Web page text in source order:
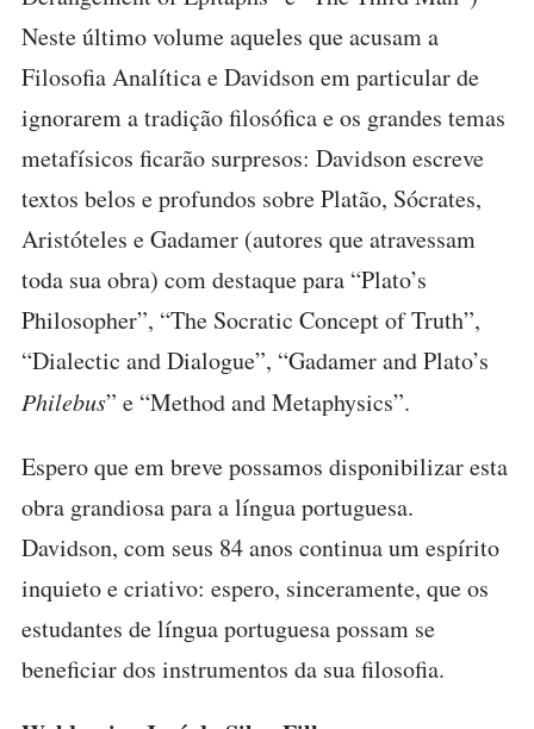
Neste último volume aqueles que acusam a
Filosofia Analítica e Davidson em particular de
ignorarem a tradição filosófica e os grandes temas
metafísicos ficarão surpresos: Davidson escreve
textos belos e profundos sobre Platão, Sócrates,
Aristóteles e Gadamer (autores que atravessam
toda sua obra) com destaque para “Plato’s
Philosopher”, “The Socratic Concept of Truth”,
“Dialectic and Dialogue”, “Gadamer and Plato’s
Philebus” e “Method and Metaphysics”.
Espero que em breve possamos disponibilizar esta
obra grandiosa para a língua portuguesa.
Davidson, com seus 84 anos continua um espírito
inquieto e criativo: espero, sinceramente, que os
estudantes de língua portuguesa possam se
beneficiar dos instrumentos da sua filosofia.